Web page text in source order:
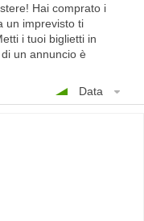
Hai comprato i
un imprevisto ti
i tuoi biglietti in
un annuncio è
Data